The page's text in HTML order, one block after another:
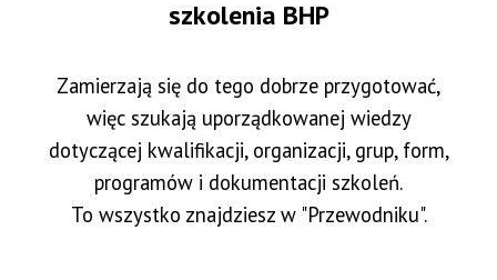
szkolenia BHP
Zamierzają się do tego dobrze przygotować,
więc szukają uporządkowanej wiedzy
dotyczącej kwalifikacji, organizacji, grup, form,
programów i dokumentacji szkoleń.
To wszystko znajdziesz w "Przewodniku".